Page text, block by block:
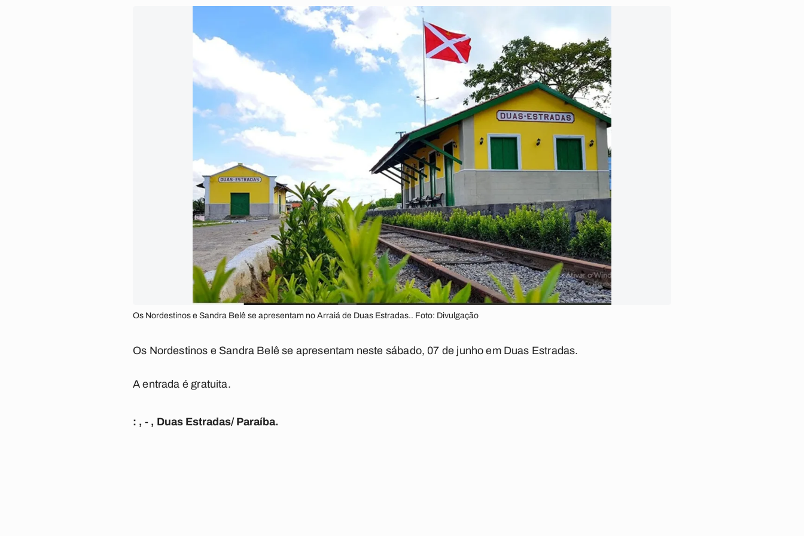
Os Nordestinos e Sandra Belê se apresentam no Arraiá de Duas Estradas.. Foto: Divulgação
Os Nordestinos e Sandra Belê se apresentam neste sábado, 07 de junho em Duas Estradas.
A entrada é gratuita.
: , - , Duas Estradas/ Paraíba.